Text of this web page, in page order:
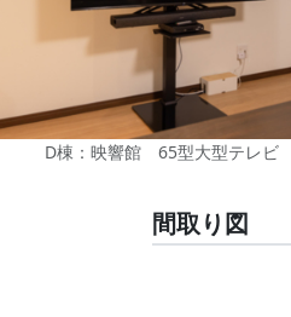
D棟：映響館 65型大型テレビ
間取り図